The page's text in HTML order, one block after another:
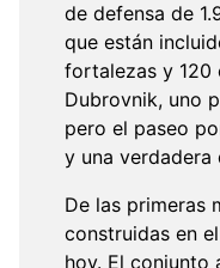
de defensa de
que están
fortalezas y 120
Dubrovnik, uno
pero el paseo
y una verdadera
De las primeras
construidas en
hoy. El conjunto